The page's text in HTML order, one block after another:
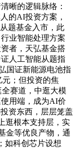
晰的逻辑脉络：
的AI投资方案，
题基金入市，此
业智能处理方案
者，天弘基金搭
人工智能从题指
国证新能源电池指
元；但投资的焦
赛道，中逛大模
用端，成为AI价
资东西，层层笼盖
逛根本支持层，实
金等优良产物，通
如科创芯片设想